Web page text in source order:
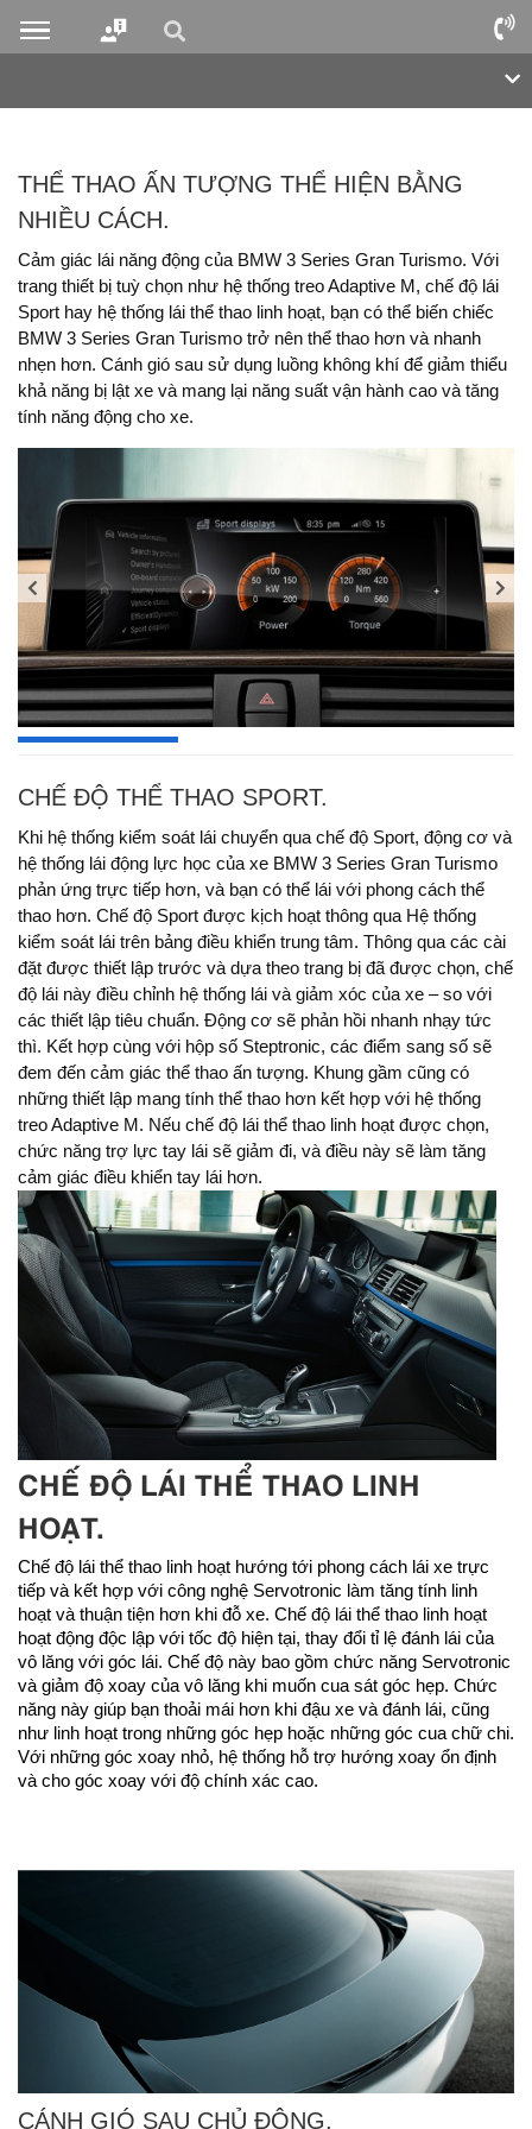
THỂ THAO ẤN TƯỢNG THỂ HIỆN BẰNG
NHIỀU CÁCH.
Cảm giác lái năng động của BMW 3 Series Gran Turismo. Với
trang thiết bị tuỳ chọn như hệ thống treo Adaptive M, chế độ lái
Sport hay hệ thống lái thể thao linh hoạt, bạn có thể biến chiếc
BMW 3 Series Gran Turismo trở nên thể thao hơn và nhanh
nhẹn hơn. Cánh gió sau sử dụng luồng không khí để giảm thiểu
khả năng bị lật xe và mang lại năng suất vận hành cao và tăng
tính năng động cho xe.
CHẾ ĐỘ THỂ THAO SPORT.
Khi hệ thống kiểm soát lái chuyển qua chế độ Sport, động cơ và
hệ thống lái động lực học của xe BMW 3 Series Gran Turismo
phản ứng trực tiếp hơn, và bạn có thể lái với phong cách thể
thao hơn. Chế độ Sport được kịch hoạt thông qua Hệ thống
kiểm soát lái trên bảng điều khiển trung tâm. Thông qua các cài
đặt được thiết lập trước và dựa theo trang bị đã được chọn, chế
độ lái này điều chỉnh hệ thống lái và giảm xóc của xe – so với
các thiết lập tiêu chuẩn. Động cơ sẽ phản hồi nhanh nhạy tức
thì. Kết hợp cùng với hộp số Steptronic, các điểm sang số sẽ
đem đến cảm giác thể thao ấn tượng. Khung gầm cũng có
những thiết lập mang tính thể thao hơn kết hợp với hệ thống
treo Adaptive M. Nếu chế độ lái thể thao linh hoạt được chọn,
chức năng trợ lực tay lái sẽ giảm đi, và điều này sẽ làm tăng
cảm giác điều khiển tay lái hơn.
CHẾ ĐỘ LÁI THỂ THAO LINH
HOẠT.
Chế độ lái thể thao linh hoạt hướng tới phong cách lái xe trực
tiếp và kết hợp với công nghệ Servotronic làm tăng tính linh
hoạt và thuận tiện hơn khi đỗ xe. Chế độ lái thể thao linh hoạt
hoạt động độc lập với tốc độ hiện tại, thay đổi tỉ lệ đánh lái của
vô lăng với góc lái. Chế độ này bao gồm chức năng Servotronic
và giảm độ xoay của vô lăng khi muốn cua sát góc hẹp. Chức
năng này giúp bạn thoải mái hơn khi đậu xe và đánh lái, cũng
như linh hoạt trong những góc hẹp hoặc những góc cua chữ chi.
Với những góc xoay nhỏ, hệ thống hỗ trợ hướng xoay ổn định
và cho góc xoay với độ chính xác cao.
CÁNH GIÓ SAU CHỦ ĐỘNG.